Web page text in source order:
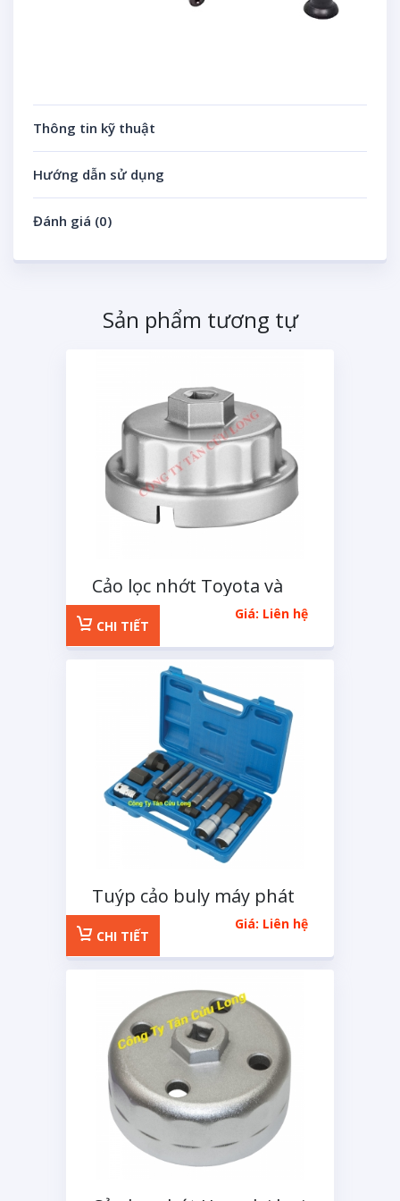
Thông tin kỹ thuật
Hướng dẫn sử dụng
Đánh giá (0)
Sản phẩm tương tự
Cảo lọc nhớt Toyota và
Lexus 4 cạnh
Giá: Liên hệ
CHI TIẾT
Tuýp cảo buly máy phát
điện 13 chi tiết XGMGiá: Liên hệ
CHI TIẾT